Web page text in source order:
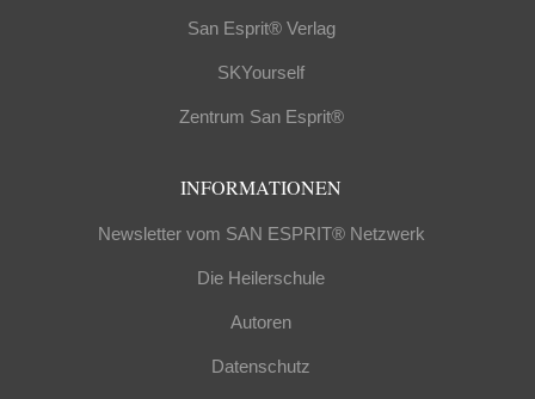
San Esprit® Verlag
SKYourself
Zentrum San Esprit®
INFORMATIONEN
Newsletter vom SAN ESPRIT® Netzwerk
Die Heilerschule
Autoren
Datenschutz